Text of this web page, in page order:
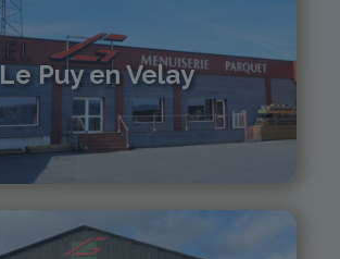
Le Puy en Velay
04 71 01 13 30
lepuy@gabriel-sa.fr